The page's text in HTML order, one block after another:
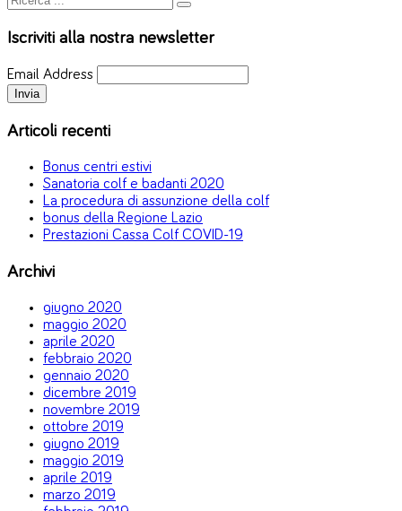
Iscriviti alla nostra newsletter
Email Address
Articoli recenti
Bonus centri estivi
Sanatoria colf e badanti 2020
La procedura di assunzione della colf
bonus della Regione Lazio
Prestazioni Cassa Colf COVID-19
Archivi
giugno 2020
maggio 2020
aprile 2020
febbraio 2020
gennaio 2020
dicembre 2019
novembre 2019
ottobre 2019
giugno 2019
maggio 2019
aprile 2019
marzo 2019